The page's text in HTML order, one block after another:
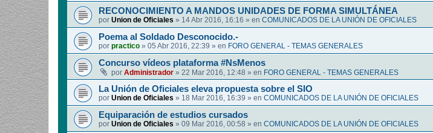
RECONOCIMIENTO A MANDOS UNIDADES DE FORMA SIMULTÁNEA
por Union de Oficiales » 14 Abr 2016, 16:16 » en COMUNICADOS DE LA UNIÓN DE OFICIALES
Poema al Soldado Desconocido.-
por practico » 05 Abr 2016, 22:39 » en FORO GENERAL - TEMAS GENERALES
Concurso vídeos plataforma #NsMenos
por Administrador » 22 Mar 2016, 12:48 » en FORO GENERAL - TEMAS GENERALES
La Unión de Oficiales eleva propuesta sobre el SIO
por Union de Oficiales » 18 Mar 2016, 16:39 » en COMUNICADOS DE LA UNIÓN DE OFICIALES
Equiparación de estudios cursados
por Union de Oficiales » 09 Mar 2016, 00:58 » en COMUNICADOS DE LA UNIÓN DE OFICIALES